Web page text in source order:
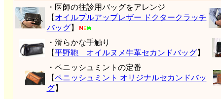
・医師の往診用バッグをアレンジ
【 オイルプルアップレザー ドクタークラッチ
バッグ】
・滑らかな手触り
【平野鞄 オイルヌメ牛革セカンドバッグ】
・ペニッシュミントの定番
【ペニッシュミント オリジナルセカンドバッ
グ】